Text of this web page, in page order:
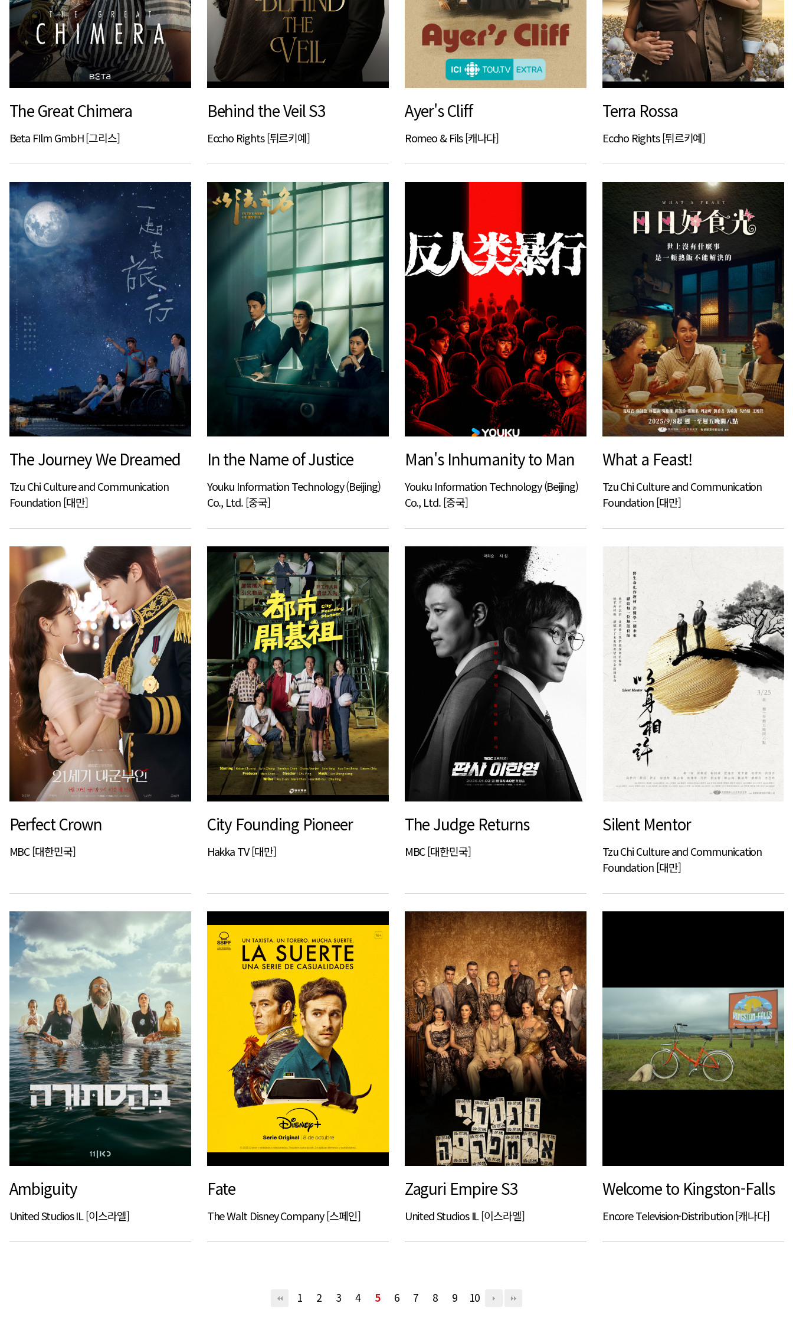
The Great Chimera
Beta FIlm GmbH [그리스]
Behind the Veil S3
Eccho Rights [튀르키예]
Ayer's Cliff
Romeo & Fils [캐나다]
Terra Rossa
Eccho Rights [튀르키예]
The Journey We Dreamed
Tzu Chi Culture and Communication
Foundation [대만]
In the Name of Justice
Youku Information Technology (Beijing)
Co., Ltd. [중국]
Man's Inhumanity to Man
Youku Information Technology (Beijing)
Co., Ltd. [중국]
What a Feast!
Tzu Chi Culture and Communication
Foundation [대만]
Perfect Crown
MBC [대한민국]
City Founding Pioneer
Hakka TV [대만]
The Judge Returns
MBC [대한민국]
Silent Mentor
Tzu Chi Culture and Communication
Foundation [대만]
Ambiguity
United Studios IL [이스라엘]
Fate
The Walt Disney Company [스페인]
Zaguri Empire S3
United Studios IL [이스라엘]
Welcome to Kingston-Falls
Encore Television-Distribution [캐나다]
1 2 3 4 5 6 7 8 9 10